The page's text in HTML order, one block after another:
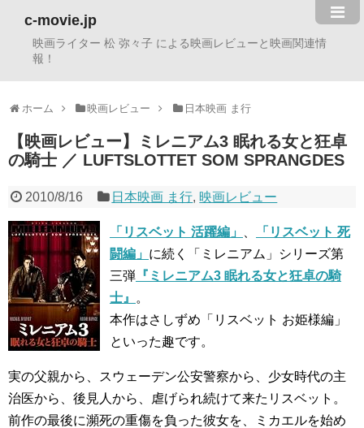
c-movie.jp
映画ライター 松 弥々子 による映画レビューと映画関連情
報！
ホーム 映画レビュー 日本映画 ま行
【映画レビュー】ミレニアム3 眠れる女と狂卓
の騎士 ／ LUFTSLOTTET SOM SPRANGDES
2010/8/16 日本映画 ま行, 映画レビュー
「リスベット 活躍編」
「リスベット 死
闘編」 に続く「ミレニアム」シリーズ第
三弾 『ミレニアム3 眠れる女と狂卓の騎
士』
。
本作はさしずめ「リスベット お姫様編」
といった趣です。
実の父親から、スウェーデン公安警察から、少女時代の主
治医から、後見人から、虐げられ続けて来たリスベット。
前作の最後に瀕死の重傷を負った彼女を、ミカエルを始め